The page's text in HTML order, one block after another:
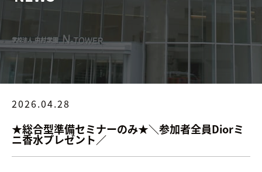
2026.04.28
★総合型準備セミナーのみ★＼参加者全員Diorミ
ニ香水プレゼント／